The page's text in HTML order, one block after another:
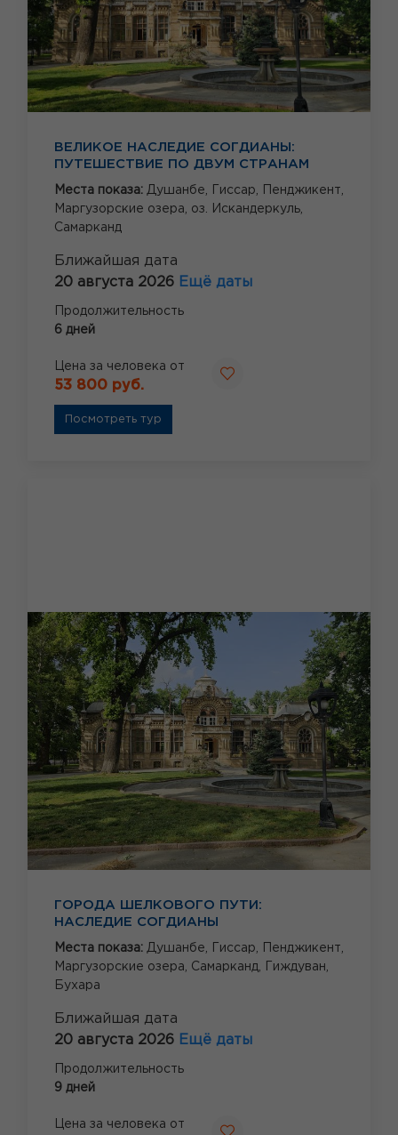
ВЕЛИКОЕ НАСЛЕДИЕ СОГДИАНЫ:
ПУТЕШЕСТВИЕ ПО ДВУМ СТРАНАМ
Места показа: Душанбе, Гиссар,
Пенджикент,
Маргузорские озера, оз. Искандеркуль,
Самарканд
Ближайшая дата
20 августа 2026 Ещё даты
Продолжительность
6 дней
Цена за человека от
53 800 руб.
Посмотреть тур
ГОРОДА ШЕЛКОВОГО ПУТИ:
НАСЛЕДИЕ СОГДИАНЫ
Места показа: Душанбе, Гиссар,
Пенджикент,
Маргузорские озера, Самарканд,
Гиждуван,
Бухара
Ближайшая дата
20 августа 2026 Ещё даты
Продолжительность
9 дней
Цена за человека от